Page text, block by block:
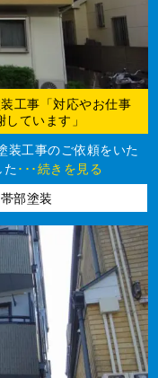
工事「対応やお仕事
ています」
装工事のご依頼をいた
た･･･続きを見る
部塗装